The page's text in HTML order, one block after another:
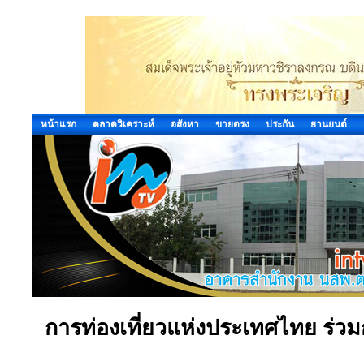
หน้าแรก ตลาดวิเคราะห์ อสังหา ขายตรง ประกัน ยานยนต์
การท่องเที่ยวแห่งประเทศไทย ร่ว